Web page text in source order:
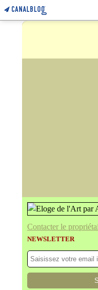
Contacter le
NEWSLETTER